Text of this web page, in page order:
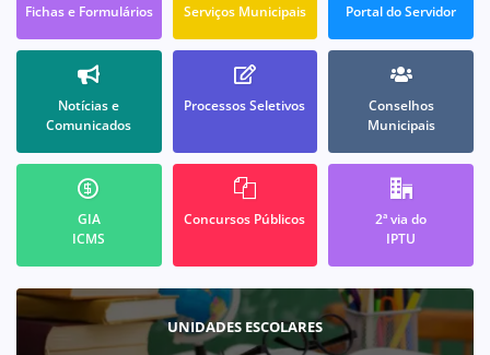
Fichas e Formulários Serviços Municipais Portal do Servidor
Notícias e
Comunicados
Processos Seletivos
Conselhos
Municipais
GIA
ICMS
Concursos Públicos
2ª via do
IPTU
UNIDADES ESCOLARES